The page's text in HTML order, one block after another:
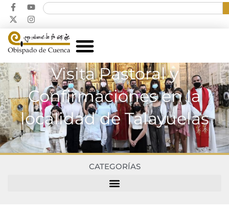
Visita Pastoral y
Confirmaciones en la
localidad de Talayuelas
CATEGORÍAS